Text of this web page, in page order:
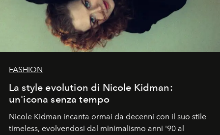
FASHION
La style evolution di Nicole Kidman:
un'icona senza tempo
Nicole Kidman incanta ormai da decenni con il suo stile
timeless, evolvendosi dal minimalismo anni '90 al